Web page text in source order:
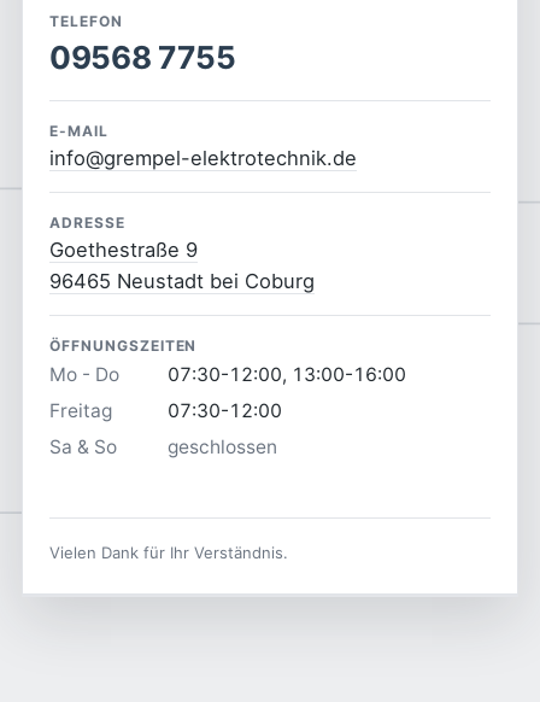
TELEFON
09568 7755
E-MAIL
info@grempel-elektrotechnik.de
ADRESSE
Goethestraße 9
96465 Neustadt bei Coburg
ÖFFNUNGSZEITEN
Mo - Do
07:30-12:00, 13:00-16:00
Freitag
07:30-12:00
Sa & So
geschlossen
Vielen Dank für Ihr Verständnis.